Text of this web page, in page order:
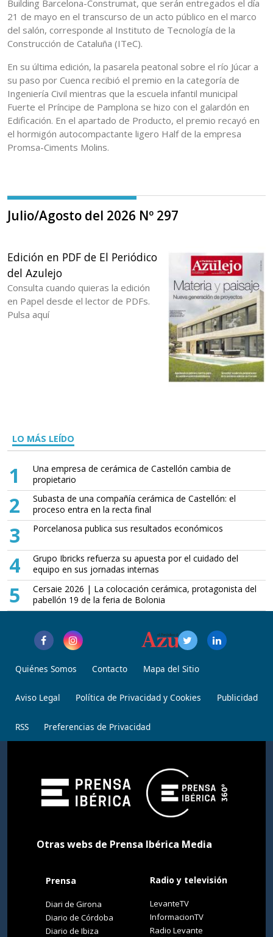
Building Barcelona-Construmat, que serán entregados el día
21 de mayo en el transcurso de un acto público en el marco
del salón, corresponde al Instituto de Tecnología de la
Construcción de Cataluña (ITeC).
En su última edición, la pasarela peatonal sobre el río Júcar a
su paso por Cuenca recibió el premio en la categoría de
Ingeniería Civil mientras que la escuela infantil municipal
Fuerte el Príncipe de Pamplona se hizo con el galardón en
Edificación. En el apartado de Producto, el premio recayó en
el hormigón autocompactante ligero Half de la empresa
Promsa-Ciments Molins.
Julio/Agosto del 2026 Nº 297
Edición en PDF de El Periódico
del Azulejo
Consulta cuando quieras la edición
en Papel desde el lector de PDFs.
Pulsa aquí
LO MÁS LEÍDO
1
Una empresa de cerámica de Castellón cambia de
propietario
2
Subasta de una compañía cerámica de Castellón: el
proceso entra en la recta final
3 Porcelanosa publica sus resultados económicos
4
Grupo Ibricks refuerza su apuesta por el cuidado del
equipo en sus jornadas internas
5
Cersaie 2026 | La colocación cerámica, protagonista del
pabellón 19 de la feria de Bolonia
Quiénes Somos Contacto Mapa del Sitio
Aviso Legal Política de Privacidad y Cookies Publicidad
RSS Preferencias de Privacidad
Otras webs de Prensa Ibérica Media
Prensa
Diari de Girona
Diario de Córdoba
Diario de Ibiza
Radio y televisión
LevanteTV
InformacionTV
Radio Levante